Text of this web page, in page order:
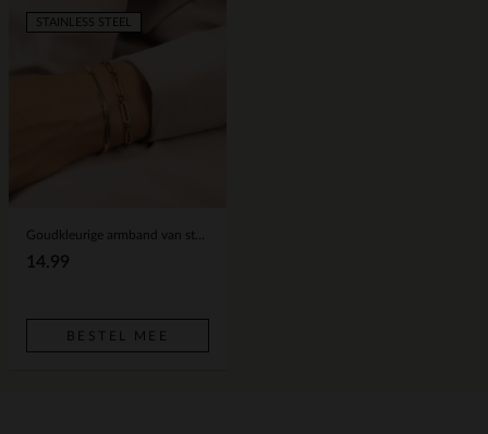
14.99
STAINLESS STEEL
BESTEL MEE